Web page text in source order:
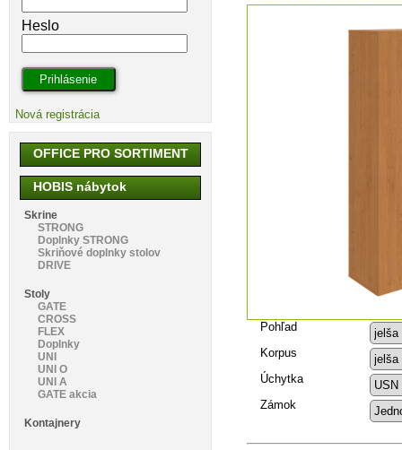
Pohľad
Korpus
Úchytka
Zámok
Heslo
Nová registrácia
OFFICE PRO SORTIMENT
HOBIS nábytok
Skrine
STRONG
Doplnky STRONG
Skriňové doplnky stolov
DRIVE
Stoly
GATE
CROSS
FLEX
Doplnky
UNI
UNI O
UNI A
GATE akcia
Kontajnery